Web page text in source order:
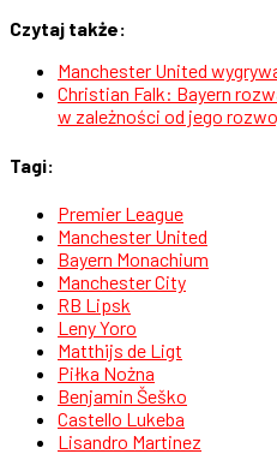
Czytaj także:
Manchester United
Christian Falk: Bayern
w zależności od jego
Tagi:
Premier League
Manchester United
Bayern Monachium
Manchester City
RB Lipsk
Leny Yoro
Matthijs de Ligt
Piłka Nożna
Benjamin Šeško
Castello Lukeba
Lisandro Martinez